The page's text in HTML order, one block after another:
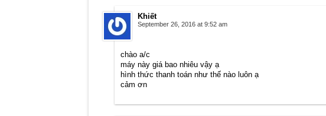
Khiết
September 26, 2016 at 9:52 am
chào a/c
máy này giá bao nhiêu vậy ạ
hình thức thanh toán như thế nào luôn ạ
cảm ơn